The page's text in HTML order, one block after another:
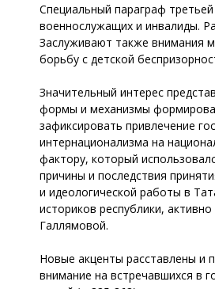
Специальный параграф
военнослужащих и инвалиды.
Заслуживают также внимания
борьбу с детской
Значительный интерес
формы и механизмы
зафиксировать привлечение
интернационализма на
фактору, который
причины и последствия
и идеологической работы в
историков республики,
Галлямовой.
Новые акценты расставлены и
внимание на встречавшихся в